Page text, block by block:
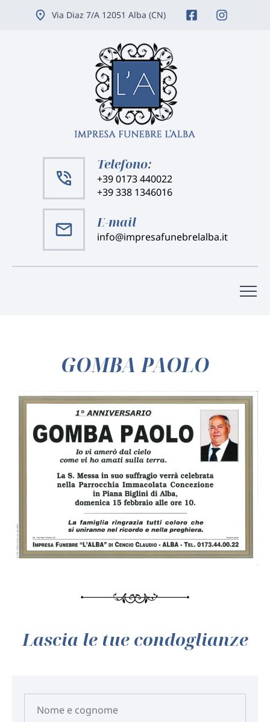
Via Diaz 7/A 12051 Alba (CN)
Telefono:
+39 0173 440022
+39 338 1346016
E-mail
info@impresafunebrelalba.it
GOMBA PAOLO
Lascia le tue condoglianze